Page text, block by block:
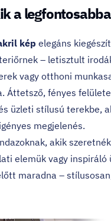
a
kép elegáns
– letisztult
vagy otthoni
Áttetsző, fényes
üzleti stílusú terekbe,
megjelenés.
akik
elemük vagy inspiráló
maradna –